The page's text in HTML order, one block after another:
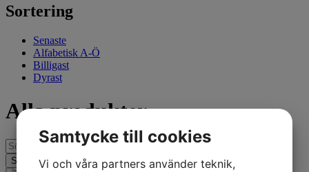
Sortering
Senaste
Alfabetisk A-Ö
Billigast
Dyrast
Alla produkter
Samtycke till cookies
Vi och våra partners använder teknik,